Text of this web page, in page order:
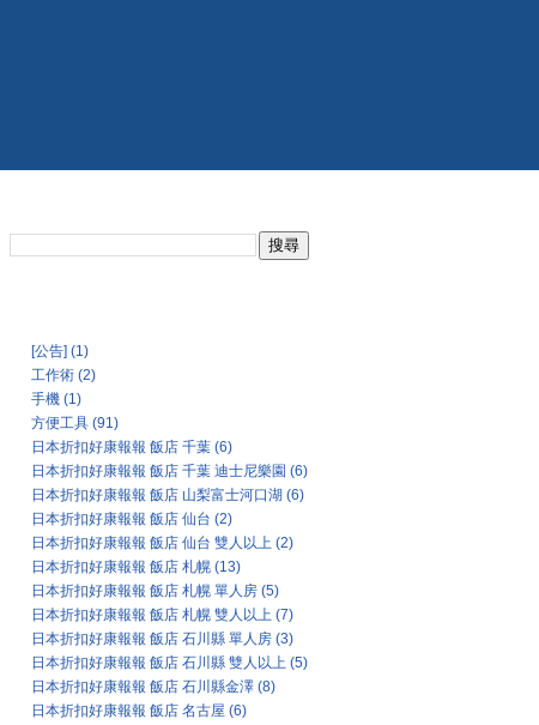
[公告] (1)
工作術 (2)
手機 (1)
方便工具 (91)
日本折扣好康報報 飯店 千葉 (6)
日本折扣好康報報 飯店 千葉 迪士尼樂園 (6)
日本折扣好康報報 飯店 山梨富士河口湖 (6)
日本折扣好康報報 飯店 仙台 (2)
日本折扣好康報報 飯店 仙台 雙人以上 (2)
日本折扣好康報報 飯店 札幌 (13)
日本折扣好康報報 飯店 札幌 單人房 (5)
日本折扣好康報報 飯店 札幌 雙人以上 (7)
日本折扣好康報報 飯店 石川縣 單人房 (3)
日本折扣好康報報 飯店 石川縣 雙人以上 (5)
日本折扣好康報報 飯店 石川縣金澤 (8)
日本折扣好康報報 飯店 名古屋 (6)